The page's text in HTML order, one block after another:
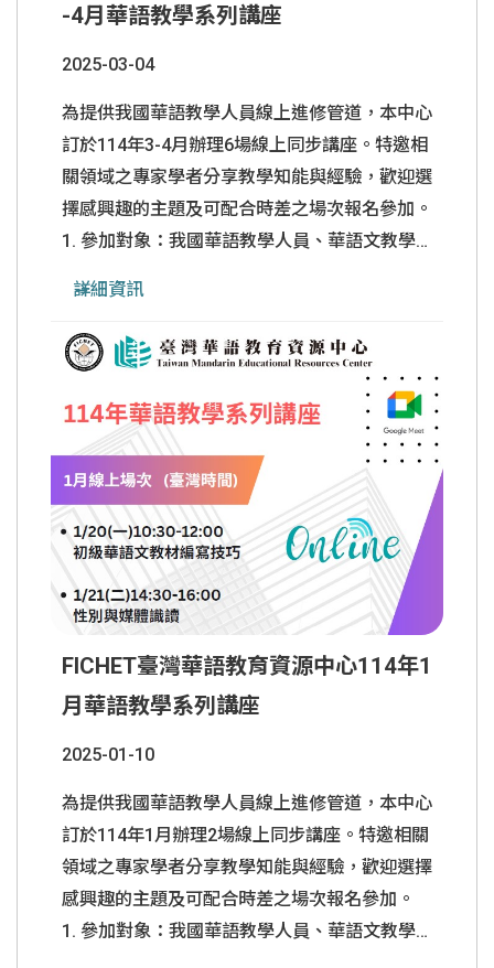
-4月華語教學系列講座
2025-03-04
為提供我國華語教學人員線上進修管道，本中心
訂於114年3-4月辦理6場線上同步講座。特邀相
關領域之專家學者分享教學知能與經驗，歡迎選
擇感興趣的主題及可配合時差之場次報名參加。
1. 參加對象：我國華語教學人員、華語文教學
者。 2. 報名網址：
https://forms.gle/iZABHENY88pAWZmj6 3. 報
名截止：臺灣時間114年3月12日(三)上午10點
前完成線上報名。 4. 培訓證書：每場講座須完
成線上簽到及課後滿意度問卷，方可領取系統寄
詳細資訊
FICHET臺灣華語教育資源中心114年1
月華語教學系列講座
2025-01-10
為提供我國華語教學人員線上進修管道，本中心
訂於114年1月辦理2場線上同步講座。特邀相關
領域之專家學者分享教學知能與經驗，歡迎選擇
感興趣的主題及可配合時差之場次報名參加。
1. 參加對象：我國華語教學人員、華語文教學